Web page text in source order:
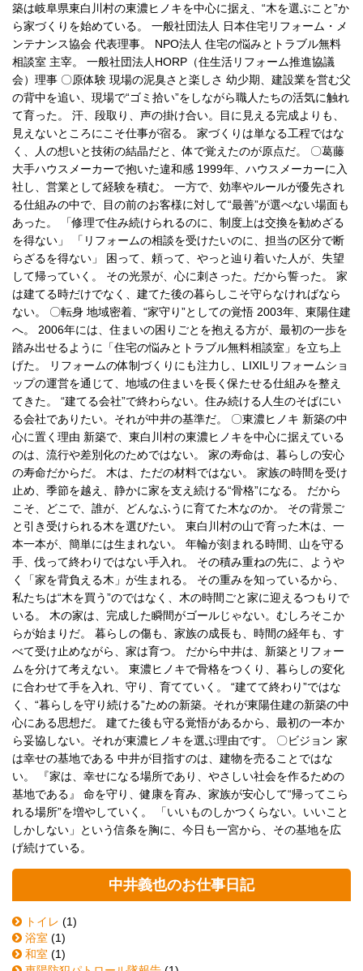
築は岐阜県東白川村の東濃ヒノキを中心に据え、“木を選ぶこと”か
ら家づくりを始めている。 一般社団法人 日本住宅リフォーム・メ
ンテナンス協会 代表理事。 NPO法人 住宅の悩みとトラブル無料
相談室 主宰。 一般社団法人HORP（住生活リフォーム推進協議
会）理事 〇原体験 現場の泥臭さと楽しさ 幼少期、建設業を営む父
の背中を追い、現場で“ゴミ拾い”をしながら職人たちの活気に触れ
て育った。 汗、段取り、声の掛け合い。目に見える完成よりも、
見えないところにこそ仕事が宿る。 家づくりは単なる工程ではな
く、人の想いと技術の結晶だと、体で覚えたのが原点だ。 〇葛藤
大手ハウスメーカーで抱いた違和感 1999年、ハウスメーカーに入
社し、営業として経験を積む。 一方で、効率やルールが優先され
る仕組みの中で、目の前のお客様に対して“最善”が選べない場面も
あった。 「修理で住み続けられるのに、制度上は交換を勧めざる
を得ない」 「リフォームの相談を受けたいのに、担当の区分で断
らざるを得ない」 困って、頼って、やっと辿り着いた人が、失望
して帰っていく。 その光景が、心に刺さった。だから誓った。 家
は建てる時だけでなく、建てた後の暮らしこそ守らなければなら
ない。 〇転身 地域密着、“家守り”としての覚悟 2003年、東陽住建
へ。 2006年には、住まいの困りごとを抱える方が、最初の一歩を
踏み出せるように「住宅の悩みとトラブル無料相談室」を立ち上
げた。 リフォームの体制づくりにも注力し、LIXILリフォームショ
ップの運営を通じて、地域の住まいを長く保たせる仕組みを整え
てきた。 “建てる会社”で終わらない。住み続ける人生のそばにい
る会社でありたい。それが中井の基準だ。 〇東濃ヒノキ 新築の中
心に置く理由 新築で、東白川村の東濃ヒノキを中心に据えている
のは、流行や差別化のためではない。 家の寿命は、暮らしの安心
の寿命だからだ。 木は、ただの材料ではない。 家族の時間を受け
止め、季節を越え、静かに家を支え続ける“骨格”になる。 だから
こそ、どこで、誰が、どんなふうに育てた木なのか。 その背景ご
と引き受けられる木を選びたい。 東白川村の山で育った木は、一
本一本が、簡単には生まれない。 年輪が刻まれる時間、山を守る
手、伐って終わりではない手入れ。 その積み重ねの先に、ようや
く「家を背負える木」が生まれる。 その重みを知っているから、
私たちは“木を買う”のではなく、木の時間ごと家に迎えるつもりで
いる。 木の家は、完成した瞬間がゴールじゃない。むしろそこか
らが始まりだ。 暮らしの傷も、家族の成長も、時間の経年も、す
べて受け止めながら、家は育つ。 だから中井は、新築とリフォー
ムを分けて考えない。 東濃ヒノキで骨格をつくり、暮らしの変化
に合わせて手を入れ、守り、育てていく。 “建てて終わり”ではな
く、“暮らしを守り続ける”ための新築。それが東陽住建の新築の中
心にある思想だ。 建てた後も守る覚悟があるから、最初の一本か
ら妥協しない。それが東濃ヒノキを選ぶ理由です。 〇ビジョン 家
は幸せの基地である 中井が目指すのは、建物を売ることではな
い。 『家は、幸せになる場所であり、やさしい社会を作るための
基地である』 命を守り、健康を育み、家族が安心して“帰ってこら
れる場所”を増やしていく。 「いいものしかつくらない。いいこと
しかしない」という信条を胸に、今日も一宮から、その基地を広
げ続けている。
中井義也のお仕事日記
トイレ (1)
浴室 (1)
和室 (1)